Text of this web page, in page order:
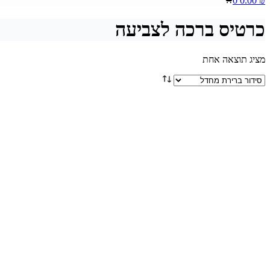
כרטיס ברכה לצביעה
מציג תוצאה אחת